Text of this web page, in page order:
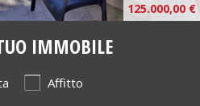
125.000,00 €
IMMOBILE
Affitto